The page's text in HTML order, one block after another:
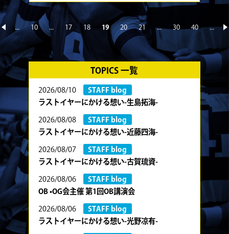
«
... 10 ... 17 18 19 20 21 ... 30 40
...
TOPICS 一覧
2026/08/10
STAFF blog
ラストイヤーにかける想い-生島拓海-
2026/08/08
STAFF blog
ラストイヤーにかける想い-近藤四海-
2026/08/07
STAFF blog
ラストイヤーにかける想い-古賀琉資-
2026/08/06
STAFF blog
OB •OG会主催 第1回OB講演会
2026/08/06
STAFF blog
ラストイヤーにかける想い-光野凉有-